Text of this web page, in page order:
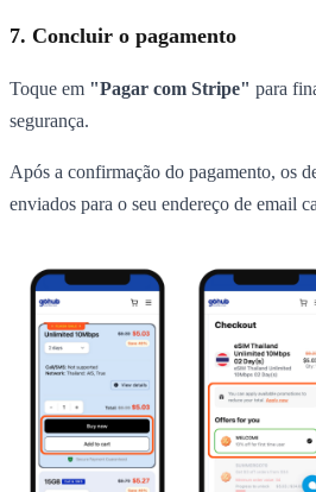
7. Concluir o pagamento
Toque em "Pagar com Stripe" para
segurança.
Após a confirmação do pagamento, os
enviados para o seu endereço de email